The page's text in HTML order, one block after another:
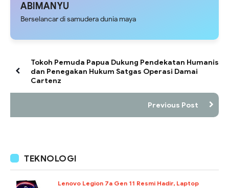
ABIMANYU
Berselancar di samudera dunia maya
Tokoh Pemuda Papua Dukung Pendekatan Humanis
dan Penegakan Hukum Satgas Operasi Damai
Cartenz
Previous Post
TEKNOLOGI
Lenovo Legion 7a Gen 11 Resmi Hadir, Laptop